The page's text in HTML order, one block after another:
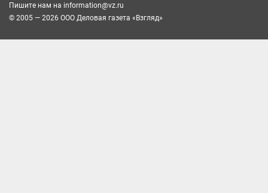
Пишите нам на information@vz.ru
© 2005 — 2026 ООО Деловая газета «Взгляд»